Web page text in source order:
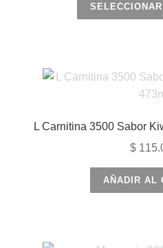
L Carnitina 3500 Sabor
$
AÑADIR AL